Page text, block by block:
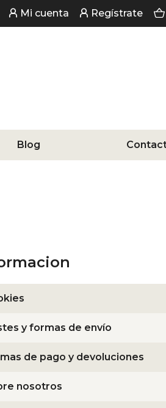
Mi cuenta Regístrate
Blog
y formas de envío
de pago y devoluciones
nosotros